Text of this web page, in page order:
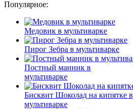
Популярное:
Медовик в мультиварке
Пирог Зебра в мультиварке
Постный манник в
мультиварке
Бисквит Шоколад на кипятке в
мультиварке